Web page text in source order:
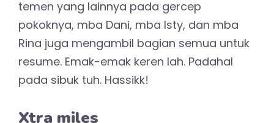
temen yang lainnya pada gercep
pokoknya, mba Dani, mba Isty, dan mba
Rina juga mengambil bagian semua untuk
resume. Emak-emak keren lah. Padahal
pada sibuk tuh. Hassikk!
Xtra miles